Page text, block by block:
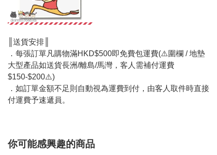
║送貨安排║
．每張訂單凡購物滿HKD$500即免費包運費(⚠️圍欄 / 地墊
大型產品如送貨長洲/離島/馬灣，客人需補付運費
$150-$200⚠️)
．如訂單金額不足則自動視為運費到付，由客人取件時直接
付運費予速遞員。
你可能感興趣的商品